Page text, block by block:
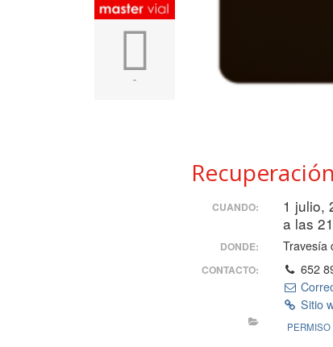
-
CUANDO:
1 julio,
a las
DONDE: Travesía
CONTACTO:
652
Sitio